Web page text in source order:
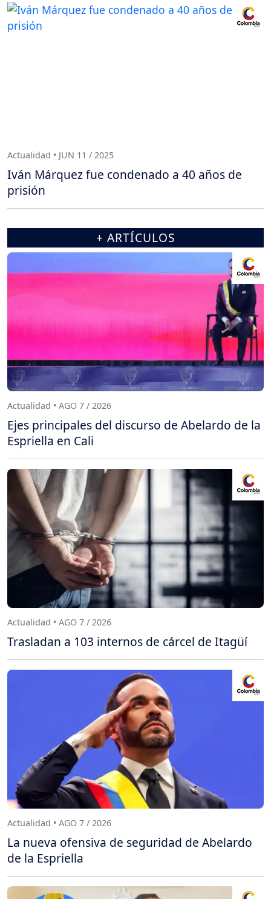
Actualidad • JUN 11 / 2025
Iván Márquez fue condenado a 40 años de
prisión
+ ARTÍCULOS
Actualidad • AGO 7 / 2026
Ejes principales del discurso de Abelardo de la
Espriella en Cali
Actualidad • AGO 7 / 2026
Trasladan a 103 internos de cárcel de Itagüí
Actualidad • AGO 7 / 2026
La nueva ofensiva de seguridad de Abelardo
de la Espriella